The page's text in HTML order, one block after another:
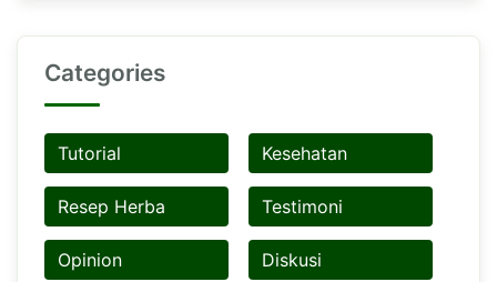
Categories
Tutorial Kesehatan
Resep Herba Testimoni
Opinion Diskusi